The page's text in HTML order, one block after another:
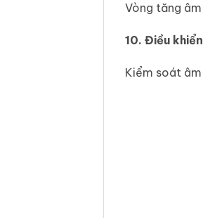
Vòng tăng
10. Điều
Kiểm soát